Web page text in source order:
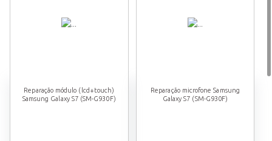
Reparação módulo (lcd+touch)
Samsung Galaxy S7 (SM-G930F)
Reparação microfone Samsung
Galaxy S7 (SM-G930F)